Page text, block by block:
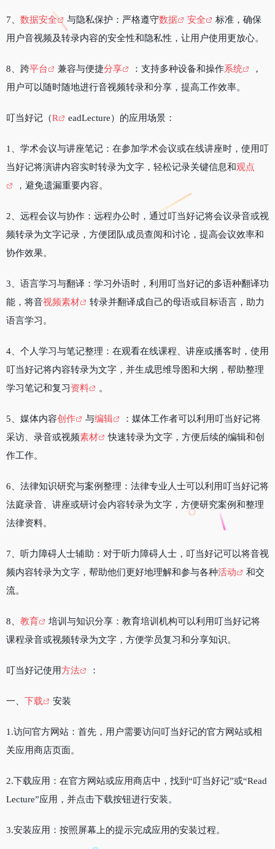
7、 数据安全 与隐私保护：严格遵守数据 安全
标准，确保
用户音视频及转录内容的安全性和隐私性，让用户使用更放心。
8、跨平台 兼容与便捷分享 ：支持多种设备和操作系统
，
用户可以随时随地进行音视频转录和分享，提高工作效率。
叮当好记（R eadLecture）的应用场景：
1、学术会议与讲座笔记：在参加学术会议或在线讲座时，使用叮
当好记将演讲内容实时转录为文字，轻松记录关键信息和观点
，避免遗漏重要内容。
2、远程会议与协作：远程办公时，通过叮当好记将会议录音或视
频转录为文字记录，方便团队成员查阅和讨论，提高会议效率和
协作效果。
3、语言学习与翻译：学习外语时，利用叮当好记的多语种翻译功
能，将音视频素材
转录并翻译成自己的母语或目标语言，助力
语言学习。
4、个人学习与笔记整理：在观看在线课程、讲座或播客时，使用
叮当好记将内容转录为文字，并生成思维导图和大纲，帮助整理
学习笔记和复习 资料 。
5、媒体内容创作 与编辑
：媒体工作者可以利用叮当好记将
采访、录音或视频素材
快速转录为文字，方便后续的编辑和创
作工作。
6、法律知识研究与案例整理：法律专业人士可以利用叮当好记将
法庭录音、讲座或研讨会内容转录为文字，方便研究案例和整理
法律资料。
7、听力障碍人士辅助：对于听力障碍人士，叮当好记可以将音视
频内容转录为文字，帮助他们更好地理解和参与各种活动
和交
流。
8、 教育
培训与知识分享：教育培训机构可以利用叮当好记将
课程录音或视频转录为文字，方便学员复习和分享知识。
叮当好记使用方法 ：
一、 下载 安装
1.访问官方网站：首先，用户需要访问叮当好记的官方网站或相
关应用商店页面。
2.下载应用：在官方网站或应用商店中，找到“叮当好记”或“Read
Lecture”应用，并点击下载按钮进行安装。
3.安装应用：按照屏幕上的提示完成应用的安装过程。